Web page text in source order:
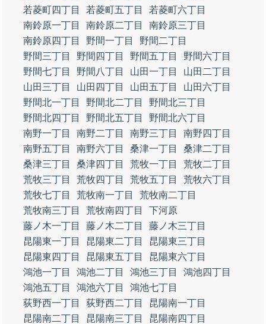
若菱町四丁目
若菱町五丁目
若菱町六丁目
南鈴原一丁目
南鈴原二丁目
南鈴原三丁目
南鈴原四丁目
野間一丁目
野間二丁目
野間三丁目
野間四丁目 野間五丁目
野間六丁目
野間七丁目
野間八丁目 山田一丁目
山田二丁目
山田三丁目
山田四丁目 山田五丁目
山田六丁目
野間北一丁目
野間北二丁目
野間北三丁目
野間北四丁目
野間北五丁目
野間北六丁目
南野一丁目
南野二丁目 南野三丁目
南野四丁目
南野五丁目
南野六丁目 桑津一丁目
桑津二丁目
桑津三丁目
桑津四丁目 荒牧一丁目
荒牧二丁目
荒牧三丁目
荒牧四丁目 荒牧五丁目
荒牧六丁目
荒牧七丁目
荒牧南一丁目
荒牧南二丁目
荒牧南三丁目
荒牧南四丁目
下河原
藤ノ木一丁目
藤ノ木二丁目
藤ノ木三丁目
昆陽東一丁目
昆陽東二丁目
昆陽東三丁目
昆陽東四丁目
昆陽東五丁目
昆陽東六丁目
鴻池一丁目
鴻池二丁目 鴻池三丁目
鴻池四丁目
鴻池五丁目
鴻池六丁目
鴻池七丁目
荻野西一丁目
荻野西二丁目
昆陽南一丁目
昆陽南二丁目
昆陽南三丁目
昆陽南四丁目